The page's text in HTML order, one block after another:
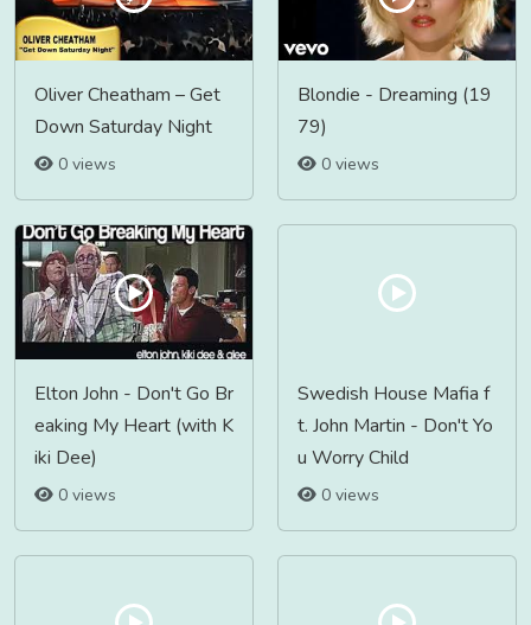
Oliver Cheatham ‎– Get
Down Saturday Night
0 views
Blondie - Dreaming (19
79)
0 views
Elton John - Don't Go Br
eaking My Heart (with K
iki Dee)
0 views
Swedish House Mafia f
t. John Martin - Don't Yo
u Worry Child
0 views